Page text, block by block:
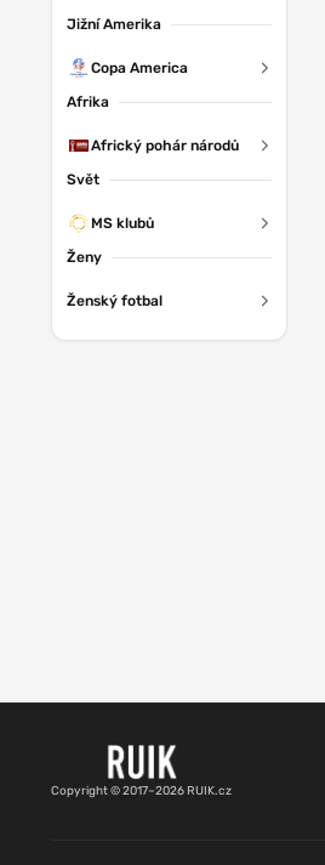
Jižní Amerika
Copa America
Afrika
Africký pohár národů
Svět
MS klubů
Ženy
Ženský fotbal
Copyright © 2017–2026 RUIK.cz